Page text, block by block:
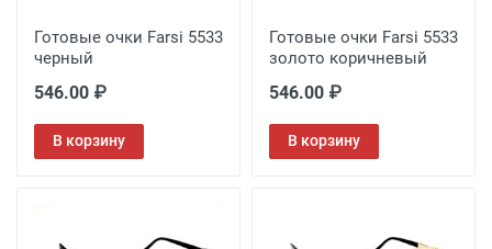
Готовые очки Farsi 5533
черный
546.00 ₽
В корзину
Готовые очки Farsi 5533
золото коричневый
546.00 ₽
В корзину